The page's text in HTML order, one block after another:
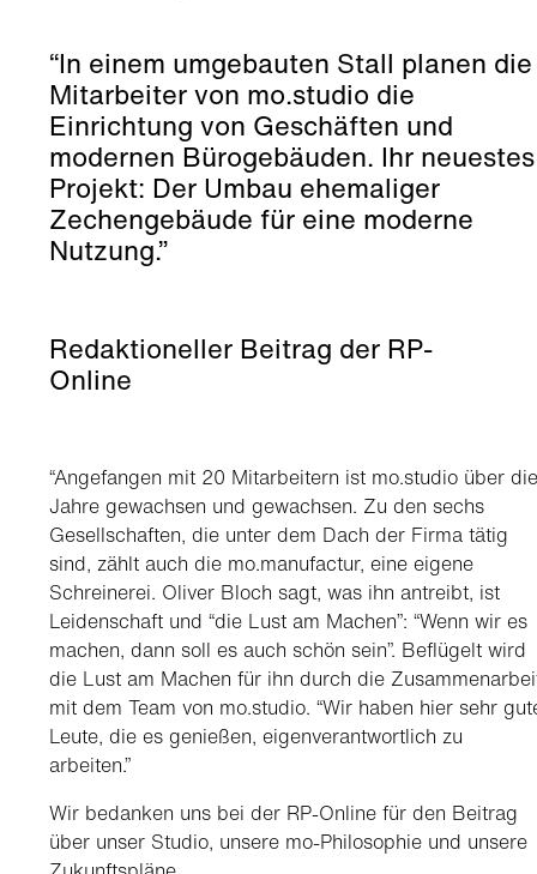
“In einem umgebauten Stall planen die
Mitarbeiter von mo.studio die
Einrichtung von Geschäften und
modernen Bürogebäuden. Ihr neuestes
Projekt: Der Umbau ehemaliger
Zechengebäude für eine moderne
Nutzung.”
Redaktioneller Beitrag der RP-
Online
“Angefangen mit 20 Mitarbeitern ist mo.studio über
Jahre gewachsen und gewachsen. Zu den sechs
Gesellschaften, die unter dem Dach der Firma tätig
sind, zählt auch die mo.manufactur, eine eigene
Schreinerei. Oliver Bloch sagt, was ihn antreibt, ist
Leidenschaft und “die Lust am Machen”: “Wenn wir es
machen, dann soll es auch schön sein”. Beflügelt wird
die Lust am Machen für ihn durch die
mit dem Team von mo.studio. “Wir haben hier sehr
Leute, die es genießen, eigenverantwortlich zu
arbeiten.”
Wir bedanken uns bei der RP-Online für den Beitrag
über unser Studio, unsere mo-Philosophie und unsere